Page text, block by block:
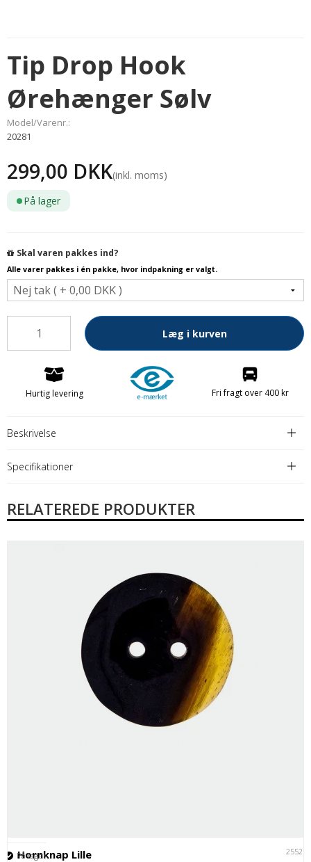
Tip Drop Hook
Ørehænger Sølv
Model/Varenr.:
20281
299,00 DKK(inkl. moms)
På lager
Skal varen pakkes ind?
Alle varer pakkes i én pakke, hvor indpakning er valgt.
Læg i kurven
Hurtig levering Fri fragt over 400 kr
Beskrivelse
Specifikationer
RELATEREDE PRODUKTER
Hornknap Lille 25521
På lager